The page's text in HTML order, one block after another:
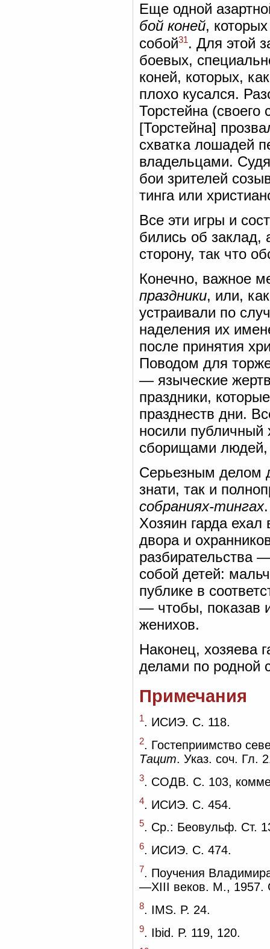
Еще одной
бой коней,
собой31. Для этой
боевых,
коней, которых,
плохо кусался.
Торстейна
[Торстейна]
схватка лошадей
владельцами.
бои зрителей
тинга или
Все эти игры и
бились об заклад,
сторону, так что
Конечно, важное
праздники, или,
устраивали по
наделения их
после принятия
Поводом для
— языческие
праздники,
празднеств дни.
носили публичный
сборищами людей,
Серьезным делом
знати, так и
собраниях-тингах
Хозяин гарда ехал
двора и
разбирательства
собой детей:
публике в
— чтобы, показав
женихов.
Наконец, хозяева
делами по родной
Примечания
1. ИСИЭ. С. 118.
2. Гостеприимство
Тацит. Указ. соч. Гл.
3. СОДВ. С. 103,
4 . ИСИЭ. С. 454.
5. Ср.: Беовульф. Ст.
6. ИСИЭ. С. 474.
7. Поучения
—XIII веков. М., 1957.
8. IMS. P. 24.
9 . Ibid. P. 119, 120.